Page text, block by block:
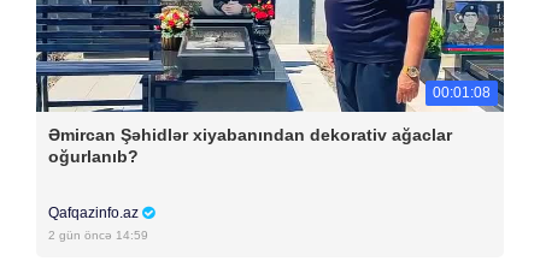
00:01:08
Əmircan Şəhidlər xiyabanından dekorativ ağaclar
oğurlanıb?
Qafqazinfo.az
2 gün öncə 14:59